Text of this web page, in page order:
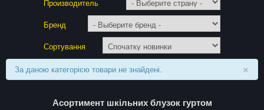
Производитель
Бренд
Сортування
×
За даною категорією товари не знайдені.
Асортимент шкільних блузок гуртом